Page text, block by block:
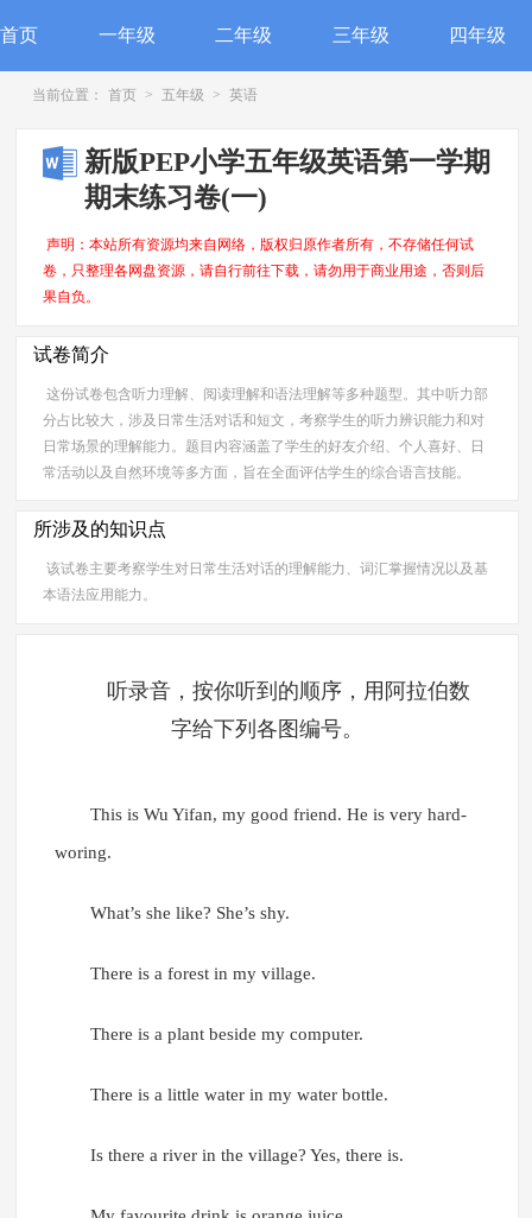
首页 一年级 二年级 三年级 四年级
当前位置： 首页 > 五年级 > 英语
新版PEP小学五年级英语第一学期
期末练习卷(一)
声明：本站所有资源均来自网络，版权归原作者所有，不存储任何试
卷，只整理各网盘资源，请自行前往下载，请勿用于商业用途，否则后
果自负。
试卷简介
这份试卷包含听力理解、阅读理解和语法理解等多种题型。其中听力部
分占比较大，涉及日常生活对话和短文，考察学生的听力辨识能力和对
日常场景的理解能力。题目内容涵盖了学生的好友介绍、个人喜好、日
常活动以及自然环境等多方面，旨在全面评估学生的综合语言技能。
所涉及的知识点
该试卷主要考察学生对日常生活对话的理解能力、词汇掌握情况以及基
本语法应用能力。
听录音，按你听到的顺序，用阿拉伯数
字给下列各图编号。
This is Wu Yifan, my good friend. He is very hard-
woring.
What’s she like? She’s shy.
There is a forest in my village.
There is a plant beside my computer.
There is a little water in my water bottle.
Is there a river in the village? Yes, there is.